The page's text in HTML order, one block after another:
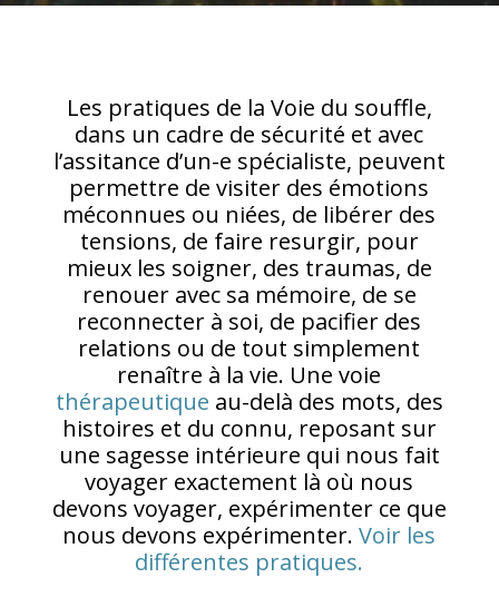
Les pratiques de la Voie du souffle,
dans un cadre de sécurité et avec
l’assitance d’un-e spécialiste, peuvent
permettre de visiter des émotions
méconnues ou niées, de libérer des
tensions, de faire resurgir, pour
mieux les soigner, des traumas, de
renouer avec sa mémoire, de se
reconnecter à soi, de pacifier des
relations ou de tout simplement
renaître à la vie. Une voie
thérapeutique au-delà des mots, des
histoires et du connu, reposant sur
une sagesse intérieure qui nous fait
voyager exactement là où nous
devons voyager, expérimenter ce que
nous devons expérimenter.Voir les
différentes pratiques.